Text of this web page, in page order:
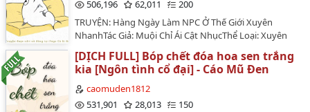
506,196
62,011
200
TRUYỆN: Hàng Ngày Làm NPC Ở Thế Giới Xuyên
NhanhTác Giả: Muội Chỉ Ái Cật NhụcThể Loại: Xuyên
NhanhSố Chương: 920 (Hoàn CV)Tình Trạng: Đang đào
:vEdit + Dịch: Page Cà Ri BơDes bìa: SênVăn Án:Những
gì bạn nhìn thấy, bạn biết, đều là sự thật sao?Tích! NPC
cao cấp số 107 thức tỉnh...Lăng Hiểu (Đầu cũng không
ngẩng): Ôi, hóa ra tôi là một NPC.Vào lúc người khác
[DỊCH FULL] Bóp chết đóa hoa sen trắng
kia [Ngôn tình cổ đại] - Cáo Mũ Đen
caomuden1812
531,901
28,013
150